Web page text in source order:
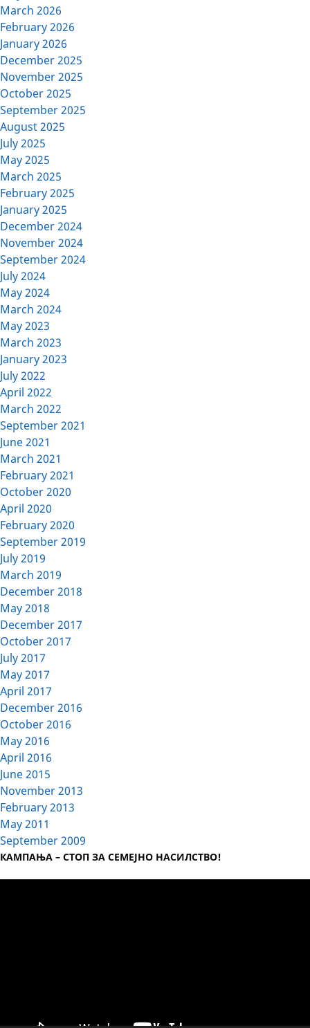
March 2026
February 2026
January 2026
December 2025
November 2025
October 2025
September 2025
August 2025
July 2025
May 2025
March 2025
February 2025
January 2025
December 2024
November 2024
September 2024
July 2024
May 2024
March 2024
May 2023
March 2023
January 2023
July 2022
April 2022
March 2022
September 2021
June 2021
March 2021
February 2021
October 2020
April 2020
February 2020
September 2019
July 2019
March 2019
December 2018
May 2018
December 2017
October 2017
July 2017
May 2017
April 2017
December 2016
October 2016
May 2016
April 2016
June 2015
November 2013
February 2013
May 2011
September 2009
КАМПАЊА – СТОП ЗА СЕМЕЈНО НАСИЛСТВО!